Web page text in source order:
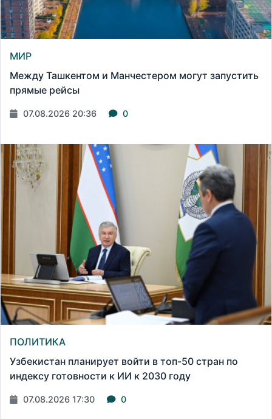
МИР
Между Ташкентом и Манчестером могут запустить
прямые рейсы
07.08.2026 20:36 0
ПОЛИТИКА
Узбекистан планирует войти в топ-50 стран по
индексу готовности к ИИ к 2030 году
07.08.2026 17:30 0